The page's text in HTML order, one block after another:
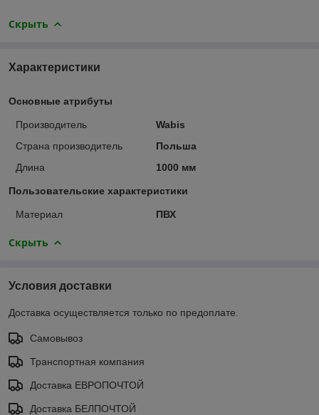
Скрыть
Характеристики
Основные атрибуты
Производитель
Wabis
Страна производитель
Польша
Длина
1000 мм
Пользовательские характеристики
Материал ПВХ
Скрыть
Условия доставки
Доставка осуществляется только по предоплате.
Самовывоз
Транспортная компания
Доставка ЕВРОПОЧТОЙ
Доставка БЕЛПОЧТОЙ